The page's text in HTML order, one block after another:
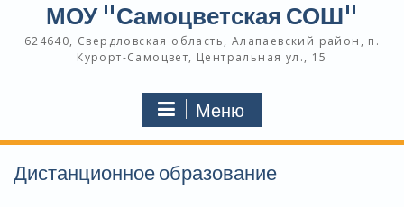
МОУ "Самоцветская СОШ"
624640, Свердловская область, Алапаевский район, п.
Курорт-Самоцвет, Центральная ул., 15
Меню
Дистанционное образование